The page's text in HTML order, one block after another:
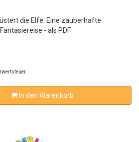
die Elfe: Eine zauberhafte
- als PDF
In den Warenkorb